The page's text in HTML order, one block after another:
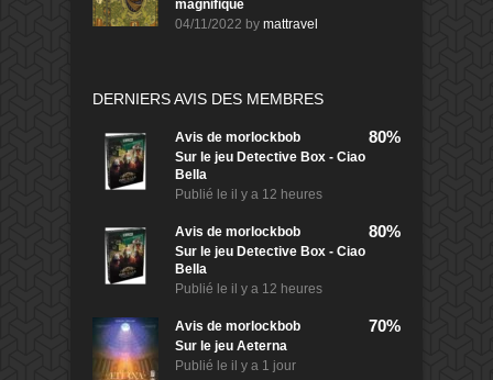
magnifique
04/11/2022 by mattravel
DERNIERS AVIS DES MEMBRES
Avis de morlockbob
Sur le jeu Detective Box - Ciao
Bella
Publié le il y a 12 heures
80%
Avis de morlockbob
Sur le jeu Detective Box - Ciao
Bella
Publié le il y a 12 heures
80%
Avis de morlockbob
Sur le jeu Aeterna
Publié le il y a 1 jour
70%